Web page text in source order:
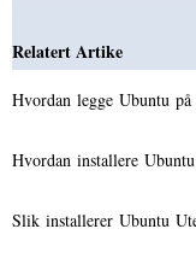
Relatert Artike
Hvordan legge Ubuntu
Hvordan installere
Slik installerer Ubuntu